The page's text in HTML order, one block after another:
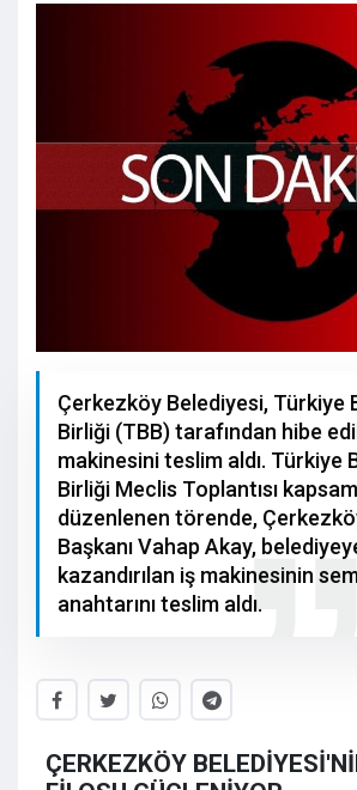
Çerkezköy Belediyesi, Türkiye
Birliği (TBB) tarafından hibe
makinesini teslim aldı. Türkiye
Birliği Meclis Toplantısı
düzenlenen törende,
Başkanı Vahap Akay,
kazandırılan iş makinesinin
anahtarını teslim aldı.
ÇERKEZKÖY